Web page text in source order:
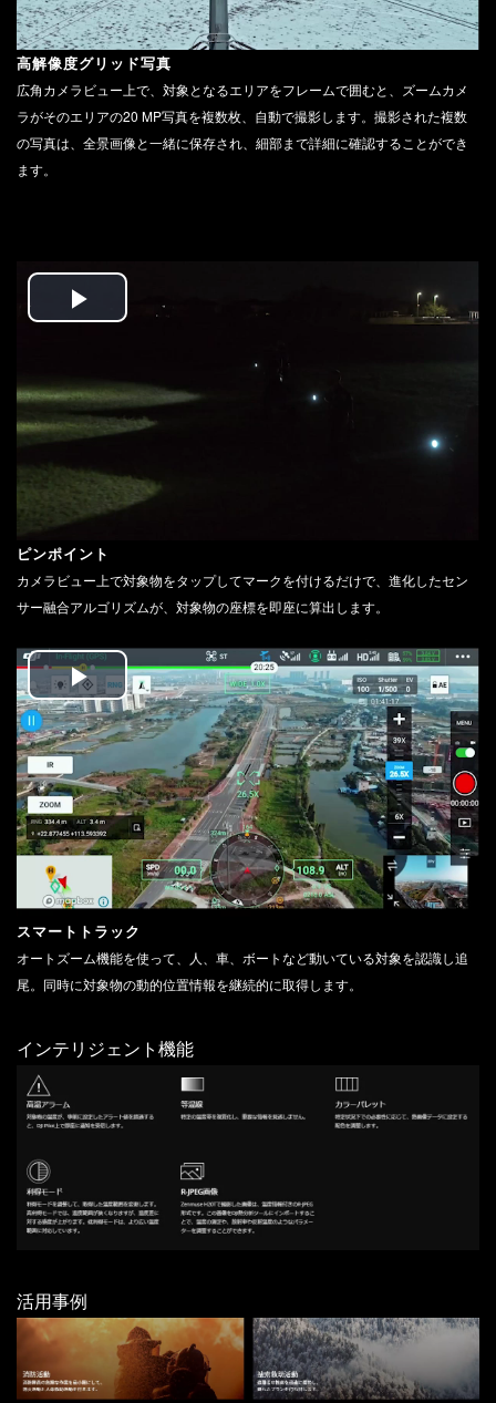
高解像度グリッド写真
広角カメラビュー上で、対象となるエリアをフレームで囲むと、ズームカメ
ラがそのエリアの20 MP写真を複数枚、自動で撮影します。撮影された複数
の写真は、全景画像と一緒に保存され、細部まで詳細に確認することができ
ます。
Play
ピンポイント
カメラビュー上で対象物をタップしてマークを付けるだけで、進化したセン
サー融合アルゴリズムが、対象物の座標を即座に算出します。
Play
Video
スマートトラック
オートズーム機能を使って、人、車、ボートなど動いている対象を認識し追
尾。同時に対象物の動的位置情報を継続的に取得します。
インテリジェント機能
活用事例